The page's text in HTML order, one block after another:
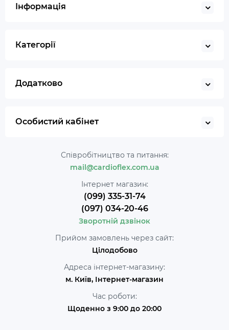
Інформація
Категорії
Додатково
Особистий кабінет
Співробітництво та питання:
mail@cardioflex.com.ua
Інтернет магазин:
(099) 335-31-74
(097) 034-20-46
Зворотній дзвінок
Прийом замовлень через сайт:
Цілодобово
Адреса інтернет-магазину:
м. Київ, Інтернет-магазин
Час роботи:
Щоденно з 9:00 до 20:00